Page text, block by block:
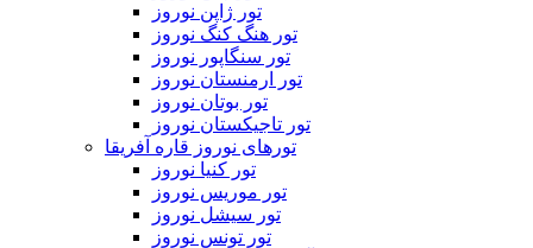
تور ژاپن نوروز
تور هنگ کنگ نوروز
تور سنگاپور نوروز
تور ارمنستان نوروز
تور بوتان نوروز
تور تاجیکستان نوروز
تورهای نوروز قاره آفریقا
تور کنیا نوروز
تور موریس نوروز
تور سیشل نوروز
تور تونس نوروز